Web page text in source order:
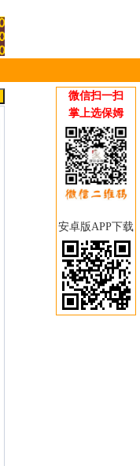
微信扫一扫
掌上选保姆
安卓版APP下载